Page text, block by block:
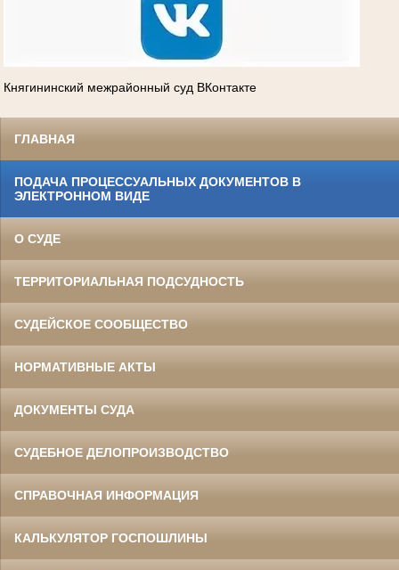
Княгининский межрайонный суд ВКонтакте
ГЛАВНАЯ
ПОДАЧА ПРОЦЕССУАЛЬНЫХ ДОКУМЕНТОВ В
ЭЛЕКТРОННОМ ВИДЕ
О СУДЕ
ТЕРРИТОРИАЛЬНАЯ ПОДСУДНОСТЬ
СУДЕЙСКОЕ СООБЩЕСТВО
НОРМАТИВНЫЕ АКТЫ
ДОКУМЕНТЫ СУДА
СУДЕБНОЕ ДЕЛОПРОИЗВОДСТВО
СПРАВОЧНАЯ ИНФОРМАЦИЯ
КАЛЬКУЛЯТОР ГОСПОШЛИНЫ